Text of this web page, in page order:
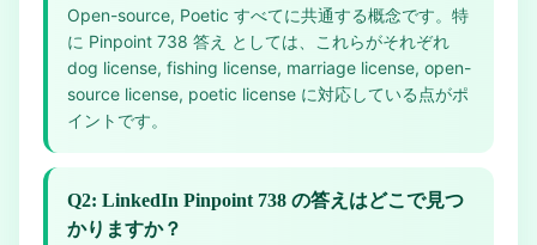
Open-source, Poetic すべてに共通する概念です。特
に Pinpoint 738 答え としては、これらがそれぞれ
dog license, fishing license, marriage license, open-
source license, poetic license に対応している点がポ
イントです。
Q2: LinkedIn Pinpoint 738 の答えはどこで見つ
かりますか？